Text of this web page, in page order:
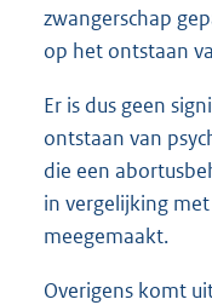
zwangerschap
op het ontstaan
Er is dus geen
ontstaan van
die een
in vergelijking
meegemaakt.
Overigens komt